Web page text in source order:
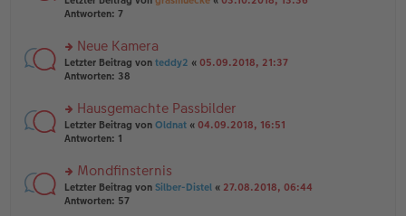
B
a
g
el
es
n
er
B
a
g
r
g
el
es
n
er
B
ei
a
g
Antworten: 7
rs
te
n
g
el
e
n
er
Neue Kamera
Letzter Beitrag von teddy2 « 05.09.2018, 21:37
Antworten: 38
rs
te
n
g
el
Hausgemachte Passbilder
Letzter Beitrag von Oldnat « 04.09.2018, 16:51
Antworten: 1
rs
te
Mondfinsternis
Letzter Beitrag von Silber-Distel « 27.08.2018, 06:44
Antworten: 57